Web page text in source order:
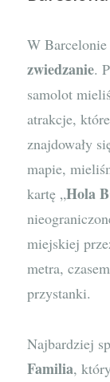
W
zwiedzanie.
samolot
atrakcje,
znajdowały
mapie,
kartę „Hola
miejskiej
metra,
przystanki.
Najbardziej
Familia,